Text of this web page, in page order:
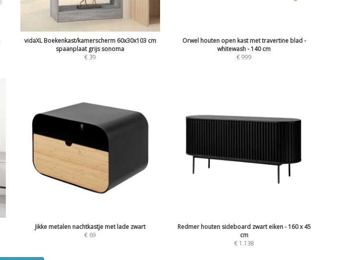
vidaXL Boekenkast/kamerscherm 60x30x103 cm
spaanplaat grijs sonoma
€39
Orwel houten open kast met travertine blad -
whitewash - 140 cm
€999
Jikke metalen nachtkastje met lade zwart
€ 69
Redmer houten sideboard zwart eiken - 160 x 45
cm
€ 1.138